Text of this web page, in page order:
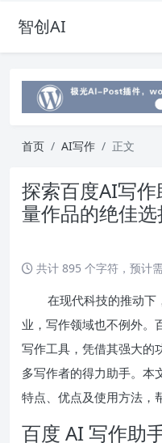
智创AI
首页 AI写作 正文
探索百度AI写
量作品的绝佳选
共计 895 个字符，预计
在现代科技的推动下
业，写作领域也不例外。
写作工具，凭借其强大的
多写作者的得力助手。本
特点、优点及使用方法，
百度 AI 写作助